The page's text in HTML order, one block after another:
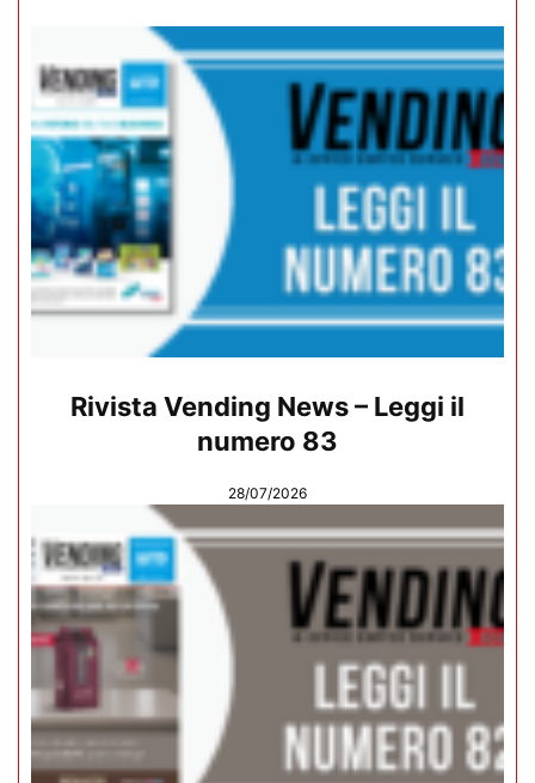
Rivista Vending News – Leggi il
numero 83
28/07/2026